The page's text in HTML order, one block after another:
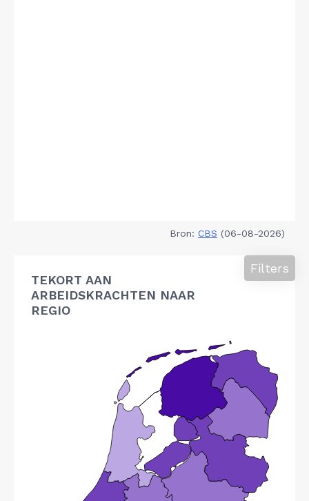
Bron: CBS (06-08-2026)
TEKORT AAN
ARBEIDSKRACHTEN NAAR
REGIO
Filters